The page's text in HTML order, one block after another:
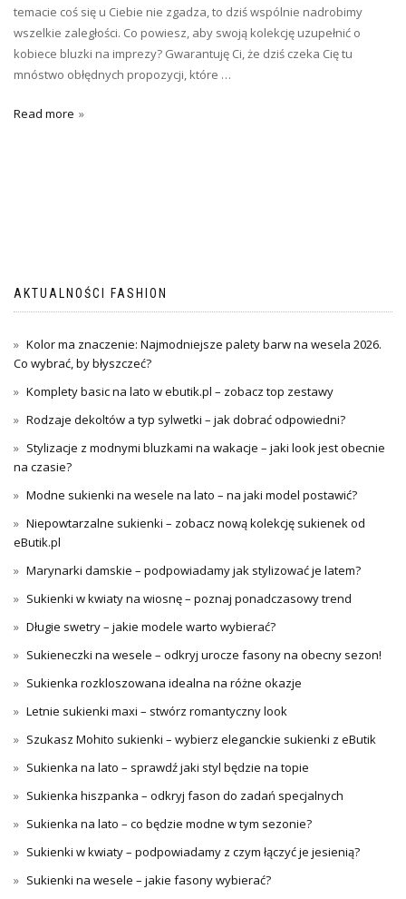
temacie coś się u Ciebie nie zgadza, to dziś wspólnie nadrobimy
wszelkie zaległości. Co powiesz, aby swoją kolekcję uzupełnić o
kobiece bluzki na imprezy? Gwarantuję Ci, że dziś czeka Cię tu
mnóstwo obłędnych propozycji, które …
Read more
AKTUALNOŚCI FASHION
Kolor ma znaczenie: Najmodniejsze palety barw na wesela 2026.
Co wybrać, by błyszczeć?
Komplety basic na lato w ebutik.pl – zobacz top zestawy
Rodzaje dekoltów a typ sylwetki – jak dobrać odpowiedni?
Stylizacje z modnymi bluzkami na wakacje – jaki look jest obecnie
na czasie?
Modne sukienki na wesele na lato – na jaki model postawić?
Niepowtarzalne sukienki – zobacz nową kolekcję sukienek od
eButik.pl
Marynarki damskie – podpowiadamy jak stylizować je latem?
Sukienki w kwiaty na wiosnę – poznaj ponadczasowy trend
Długie swetry – jakie modele warto wybierać?
Sukieneczki na wesele – odkryj urocze fasony na obecny sezon!
Sukienka rozkloszowana idealna na różne okazje
Letnie sukienki maxi – stwórz romantyczny look
Szukasz Mohito sukienki – wybierz eleganckie sukienki z eButik
Sukienka na lato – sprawdź jaki styl będzie na topie
Sukienka hiszpanka – odkryj fason do zadań specjalnych
Sukienka na lato – co będzie modne w tym sezonie?
Sukienki w kwiaty – podpowiadamy z czym łączyć je jesienią?
Sukienki na wesele – jakie fasony wybierać?